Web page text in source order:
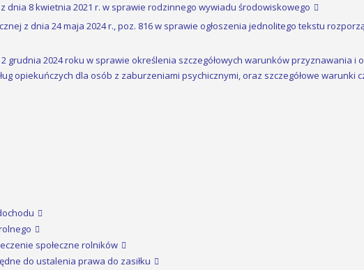
dnia 8 kwietnia 2021 r. w sprawie rodzinnego wywiadu środowiskowego
z dnia 24 maja 2024 r., poz. 816 w sprawie ogłoszenia jednolitego tekstu
grudnia 2024 roku w sprawie określenia szczegółowych warunków przyznawania i
opiekuńczych dla osób z zaburzeniami psychicznymi, oraz szczegółowe warunki
społeczne rolników
do ustalenia prawa do zasiłku